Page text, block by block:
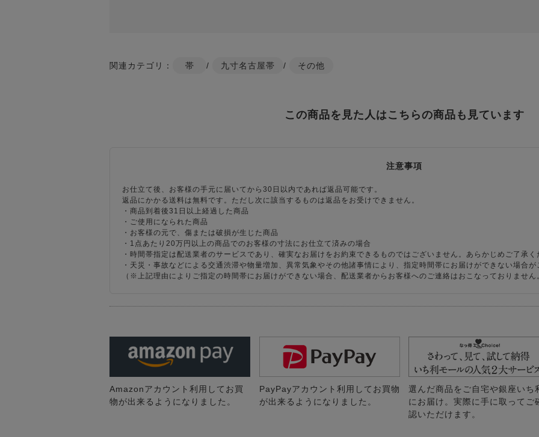
関連カテゴリ： 帯 / 九寸名古屋帯 / その他
この商品を見た人はこちらの商品も見ています
注意事項
お仕立て後、お客様の手元に届いてから30日以内であれば返品可能です。
返品にかかる送料は無料です。ただし次に該当するものは返品をお受けできません。
・商品到着後31日以上経過した商品
・ご使用になられた商品
・お客様の元で、傷または破損が生じた商品
・1点あたり20万円以上の商品でのお客様の寸法にお仕立て済みの場合
・時間帯指定は配送業者のサービスであり、確実なお届けをお約束できるものではございません。あらかじめご了承く
・天災・事故などによる交通渋滞や物量増加、異常気象やその他諸事情により、指定時間帯にお届けができない場合が
（※上記理由によりご指定の時間帯にお届けができない場合、配送業者からお客様へのご連絡はおこなっておりません
Amazonアカウント利用してお買
物が出来るようになりました。
PayPayアカウント利用してお買物
が出来るようになりました。
選んだ商品をご自宅や銀座いち
にお届け。実際に手に取ってご
認いただけます。